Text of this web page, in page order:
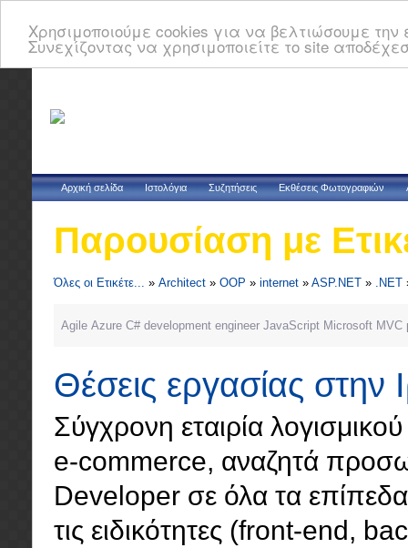
Χρησιμοποιούμε cookies για να βελτιώσουμε
Συνεχίζοντας να χρησιμοποιείτε το site
Αρχική σελίδα Ιστολόγια Συζητήσεις Εκθέσεις Φωτογραφιών
Παρουσίαση με
Όλες οι Ετικέτε... » Architect » OOP » internet » ASP.NET » .NET
Agile Azure C# development engineer JavaScript Microsoft MVC
Θέσεις εργασίας στην
Σύγχρονη εταιρία
e-commerce, αναζητά
Developer σε όλα τα
τις ειδικότητες (front-end,